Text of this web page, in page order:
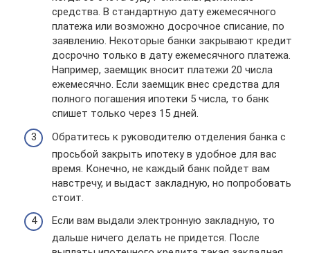
средства. В стандартную дату ежемесячного
платежа или возможно досрочное списание, по
заявлению. Некоторые банки закрывают кредит
досрочно только в дату ежемесячного платежа.
Например, заемщик вносит платежи 20 числа
ежемесячно. Если заемщик внес средства для
полного погашения ипотеки 5 числа, то банк
спишет только через 15 дней.
Обратитесь к руководителю отделения банка с
просьбой закрыть ипотеку в удобное для вас
время. Конечно, не каждый банк пойдет вам
навстречу, и выдаст закладную, но попробовать
стоит.
Если вам выдали электронную закладную, то
дальше ничего делать не придется. После